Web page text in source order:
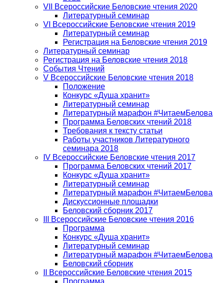
VII Всероссийские Беловские чтения 2020
Литературный семинар
VI Всероссийские Беловские чтения 2019
Литературный семинар
Регистрация на Беловские чтения 2019
Литературный семинар
Регистрация на Беловские чтения 2018
События Чтений
V Всероссийские Беловские чтения 2018
Положение
Конкурс «Душа хранит»
Литературный семинар
Литературный марафон #ЧитаемБелова
Программа Беловских чтений 2018
Требования к тексту статьи
Работы участников Литературного
семинара 2018
IV Всероссийские Беловские чтения 2017
Программа Беловских чтений 2017
Конкурс «Душа хранит»
Литературный семинар
Литературный марафон #ЧитаемБелова
Дискуссионные площадки
Беловский сборник 2017
III Всероссийские Беловские чтения 2016
Программа
Конкурс «Душа хранит»
Литературный семинар
Литературный марафон #ЧитаемБелова
Беловский сборник
II Всероссийские Беловские чтения 2015
Программа